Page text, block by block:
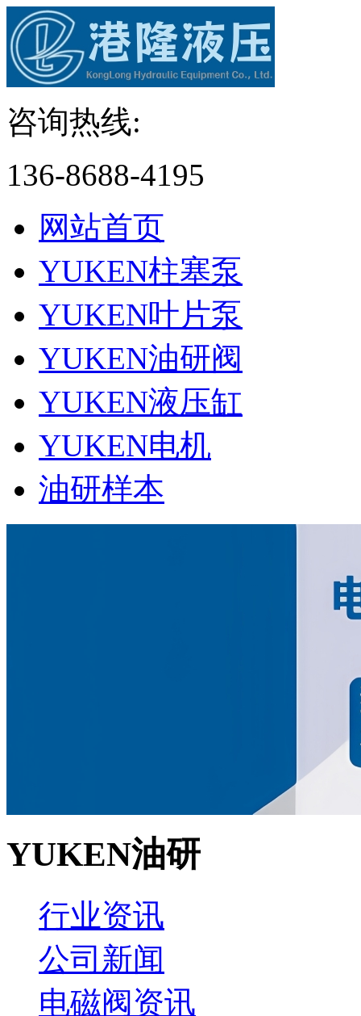
咨询热线:
136-8688-4195
网站首页
YUKEN柱塞泵
YUKEN叶片泵
YUKEN油研阀
YUKEN液压缸
YUKEN电机
油研样本
YUKEN油研
行业资讯
公司新闻
电磁阀资讯